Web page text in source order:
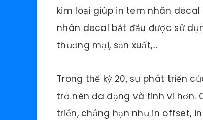
kim loại giúp in tem nhãn
nhãn decal bắt đầu được sử
thương mại, sản xuất,…
Trong thế kỷ 20, sự phát triển
trở nên đa dạng và tinh vi
triển, chẳng hạn như in offset,